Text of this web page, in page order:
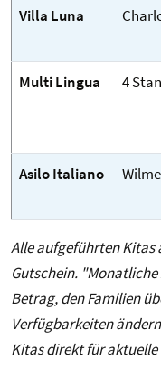
Villa Luna
Multi Lingua 4
Asilo Italiano
Alle aufgeführten Kitas
Gutschein.
Betrag, den Familien
Verfügbarkeiten
Kitas direkt für